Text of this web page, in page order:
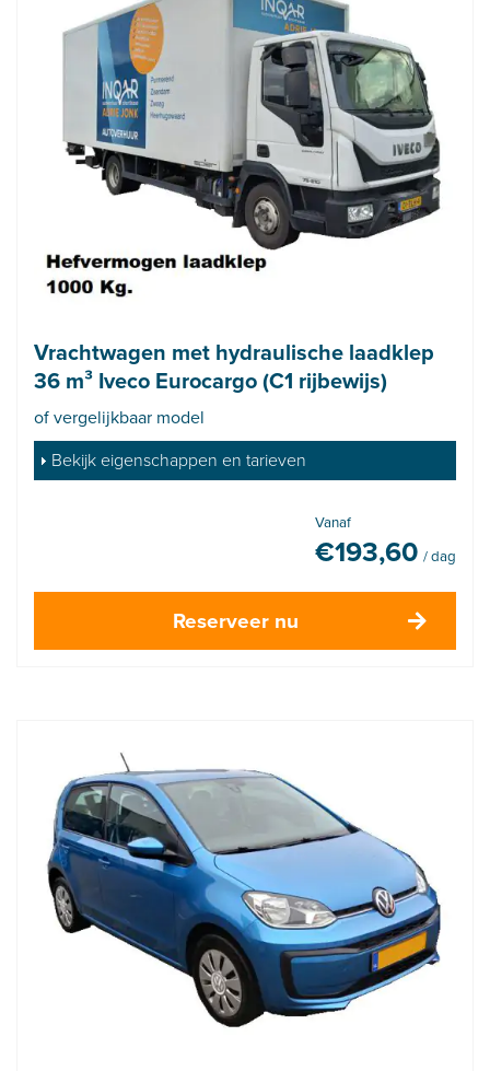
Vrachtwagen met hydraulische laadklep
36 m³ Iveco Eurocargo (C1 rijbewijs)
of vergelijkbaar model
Bekijk eigenschappen en tarieven
Vanaf
€193,60 / dag
Reserveer nu